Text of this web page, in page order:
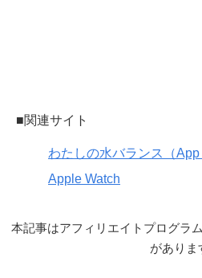
■関連サイト
わたしの水バランス（App
Apple Watch
本記事はアフィリエイトプログラ
がありま